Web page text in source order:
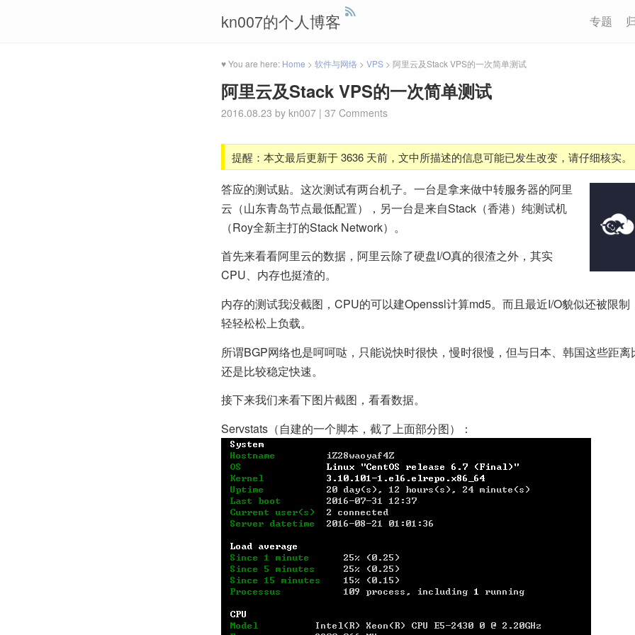
kn007的个人博客 专题
♥ You are here: Home > 软件与网络 > VPS > 阿里云及Stack VPS的一次简单测试
阿里云及Stack VPS的一次简单测试
2016.08.23 by kn007 | 37 Comments
提醒：本文最后更新于 3636 天前，文中所描述的信息可能已发生改变，请仔细核实。
答应的测试贴。这次测试有两台机子。一台是拿来做中转服务器的阿里
云（山东青岛节点最低配置），另一台是来自Stack（香港）纯测试机
（Roy全新主打的Stack Network）。
首先来看看阿里云的数据，阿里云除了硬盘I/O真的很渣之外，其实
CPU、内存也挺渣的。
内存的测试我没截图，CPU的可以建Openssl计算md5。而且最近I/O貌似还被限制
轻轻松松上负载。
所谓BGP网络也是呵呵哒，只能说快时很快，慢时很慢，但与日本、韩国这些距
还是比较稳定快速。
接下来我们来看下图片截图，看看数据。
Servstats（自建的一个脚本，截了上面部分图）：